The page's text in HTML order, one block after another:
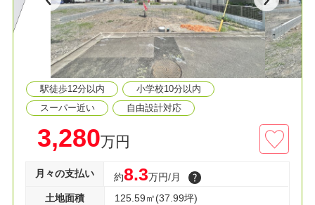
■お好きな間取りでマイホームを建てられます
■フルオーダー、セミオーダー承っております
■間取り相談会開催中
■住宅ローンが不安な方！お気軽にご相談くださ
◇資料請求・見学予約などお気軽にご利用くださ
い
駅徒歩12分以内
小学校10分以内
スーパー近い
自由設計対応
3,280万円
月々の支払い 約8.3万円/月
土地面積 125.59㎡(37.99坪)